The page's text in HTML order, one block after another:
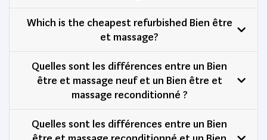
Which is the cheapest refurbished Bien être
et massage?
Quelles sont les différences entre un Bien
être et massage neuf et un Bien être et
massage reconditionné ?
Quelles sont les différences entre un Bien